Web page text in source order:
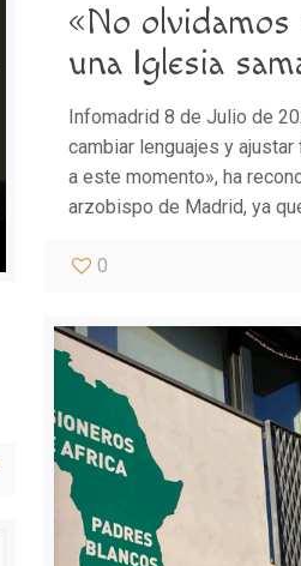
«No olvidamos
una Iglesia
Infomadrid 8 de Julio de
cambiar lenguajes y
a este momento», ha
arzobispo de Madrid, ya
0